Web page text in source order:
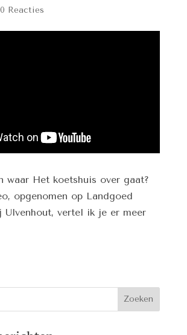
0 Reacties
waar Het koetshuis over gaat?
opgenomen op Landgoed
Ulvenhout, vertel ik je er meer